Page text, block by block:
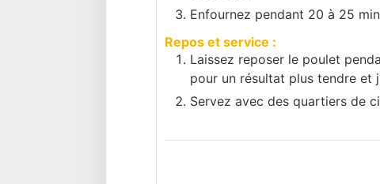
Enfournez pendant 20 à 25
Repos et service :
Laissez reposer le poulet
pour un résultat plus tendre et
Servez avec des quartiers de